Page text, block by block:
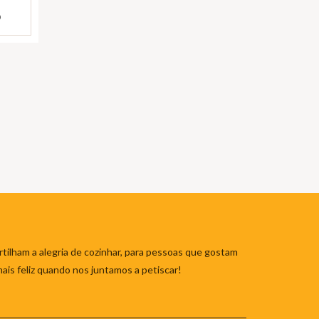
a alegria de cozinhar, para pessoas que gostam
feliz quando nos juntamos a petiscar!